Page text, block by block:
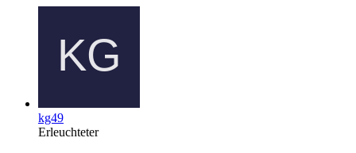
kg49
Erleuchteter